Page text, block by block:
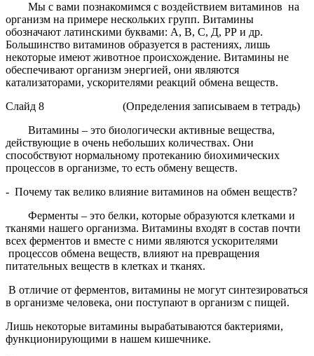
Мы с вами познакомимся с воздействием витаминов на
организм на примере нескольких групп. Витамины
обозначают латинскими буквами: А, В, С, Д, РР и др.
Большинство витаминов образуется в растениях, лишь
некоторые имеют животное происхождение. Витамины не
обеспечивают организм энергией, они являются
катализаторами, ускорителями реакций обмена веществ.
Слайд 8 (Определения записываем в тетрадь)
Витамины – это биологически активные вещества,
действующие в очень небольших количествах. Они
способствуют нормальному протеканию биохимических
процессов в организме, то есть обмену веществ.
- Почему так велико влияние витаминов на обмен веществ?
Ферменты – это белки, которые образуются клетками и
тканями нашего организма. Витамины входят в состав почти
всех ферментов и вместе с ними являются ускорителями
процессов обмена веществ, влияют на превращения
питательных веществ в клетках и тканях.
В отличие от ферментов, витамины не могут синтезироваться
в организме человека, они поступают в организм с пищей.
Лишь некоторые витамины вырабатываются бактериями,
функционирующими в нашем кишечнике.